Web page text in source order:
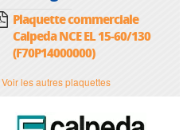
Plaquette commerciale
Calpeda NCE EL 15-60/130
(F70P14000000)
les autres plaquettes